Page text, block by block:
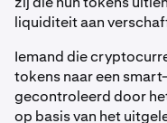
liquiditeit aan
Iemand die
tokens naar een
gecontroleerd door
op basis van het